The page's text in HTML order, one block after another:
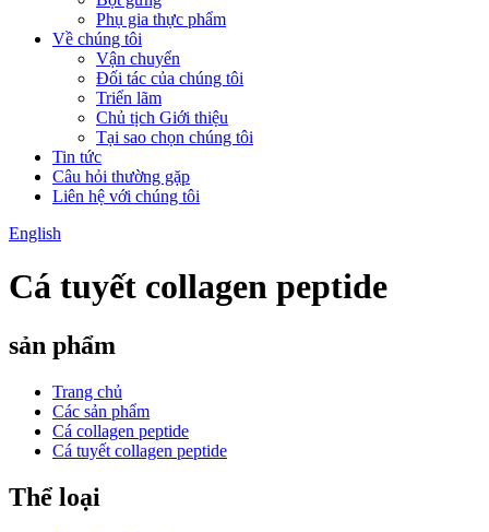
Phụ gia thực phẩm
Về chúng tôi
Vận chuyển
Đối tác của chúng tôi
Triển lãm
Chủ tịch Giới thiệu
Tại sao chọn chúng tôi
Tin tức
Câu hỏi thường gặp
Liên hệ với chúng tôi
English
Cá tuyết collagen peptide
sản phẩm
Trang chủ
Các sản phẩm
Cá collagen peptide
Cá tuyết collagen peptide
Thể loại